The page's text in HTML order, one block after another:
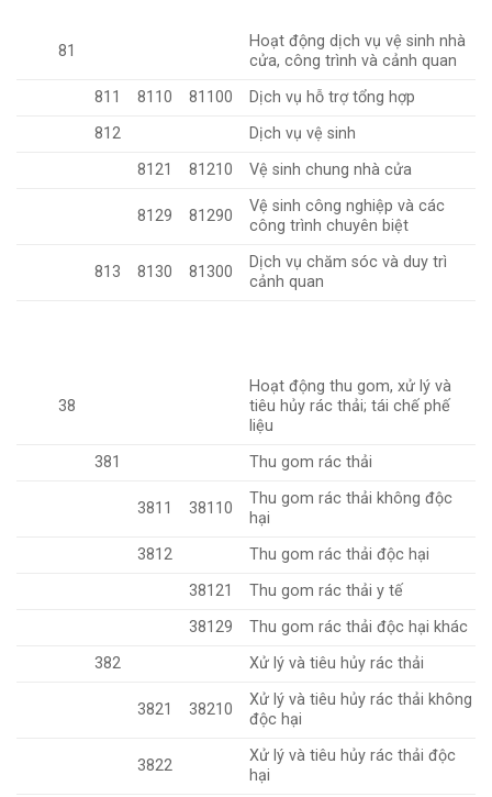
81
Hoạt động dịch vụ vệ sinh nhà
cửa, công trình và cảnh quan
811
8110 81100
Dịch vụ hỗ trợ tổng hợp
812
Dịch vụ vệ sinh
8121
81210 Vệ sinh chung nhà cửa
8129 81290
Vệ sinh công nghiệp và các
công trình chuyên biệt
813 8130 81300
Dịch vụ chăm sóc và duy trì
cảnh quan
38
Hoạt động thu gom, xử lý và
tiêu hủy rác thải; tái chế phế
liệu
381
Thu gom rác thải
3811 38110
Thu gom rác thải không độc
hại
3812
Thu gom rác thải độc hại
38121
Thu gom rác thải y tế
38129
Thu gom rác thải độc hại khác
382
Xử lý và tiêu hủy rác thải
3821 38210
Xử lý và tiêu hủy rác thải không
độc hại
3822
Xử lý và tiêu hủy rác thải độc
hại